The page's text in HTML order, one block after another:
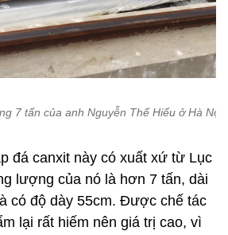
7 tấn của anh Nguyễn Thế Hiếu ở Hà Nội.
đá canxit này có xuất xứ từ Lục
lượng của nó là hơn 7 tấn, dài
có độ dày 55cm. Được chế tác
lại rất hiếm nên giá trị cao, vì